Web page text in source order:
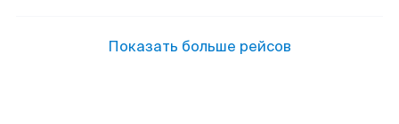
Показать больше рейсов